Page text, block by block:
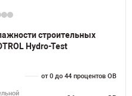
строительных
Hydro-Test
от 0 до 44 процентов ОВ